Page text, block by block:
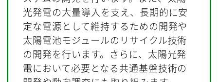
光発電の大量導入を支え、長期的に安
定な電源として維持するための開発や
太陽電池モジュールのリサイクル技術
の開発を行います。さらに、太陽光発
電において必要となる共通基盤技術の